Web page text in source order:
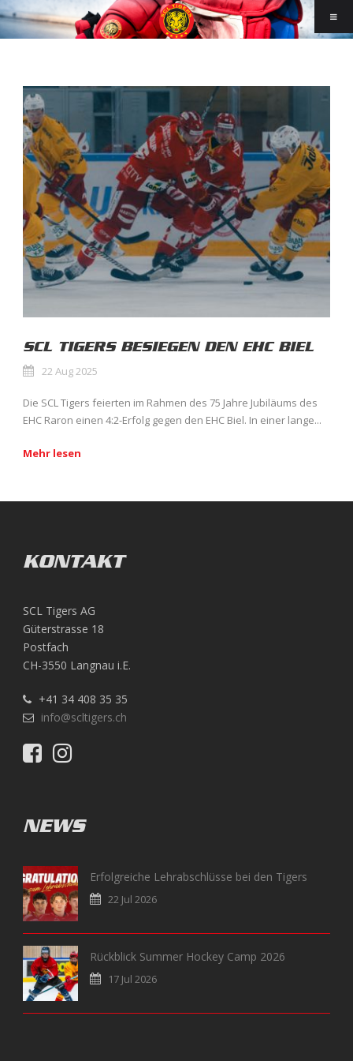
SCL TIGERS BESIEGEN DEN EHC BIEL
22 Aug 2025
Die SCL Tigers feierten im Rahmen des 75 Jahre Jubiläums des
EHC Raron einen 4:2-Erfolg gegen den EHC Biel. In einer lange...
Mehr lesen
KONTAKT
SCL Tigers AG
Güterstrasse 18
Postfach
CH-3550 Langnau i.E.
+41 34 408 35 35
info@scltigers.ch
NEWS
Erfolgreiche Lehrabschlüsse bei den Tigers
22 Jul 2026
Rückblick Summer Hockey Camp 2026
17 Jul 2026